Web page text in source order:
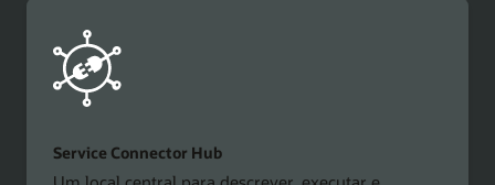
Service Connector Hub